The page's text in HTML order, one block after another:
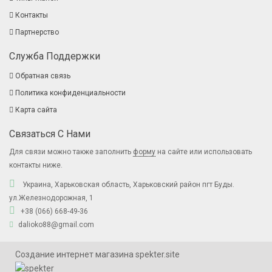
Контакты
Партнерство
Служба Поддержки
Обратная связь
Политика конфиденциальности
Карта сайта
Связаться С Нами
Для связи можно также заполнить форму на сайте или использовать
контакты ниже.
Украина, Харьковская область, Харьковский район пгт Буды.
ул.Железнодорожная, 1
+38 (066) 668-49-36
dalioko88@gmail.com
Создание интернет магазина spekter.site